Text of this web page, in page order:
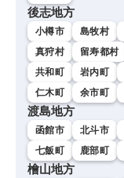
後志地方
小樽市 島牧村
真狩村
留寿都村
共和町
岩内町
仁木町
余市町
渡島地方
函館市 北斗市
七飯町
鹿部町
檜山地方